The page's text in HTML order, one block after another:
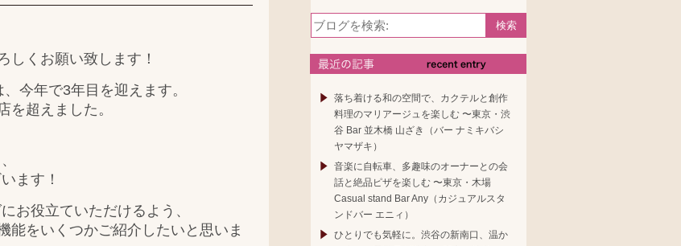
しくお願い致します！
今年で3年目を迎えます。
を超えました。
ます！
お役立ていただけるよう、
能をいくつかご紹介したいと思いま
落ち着ける和の空間で、カクテルと創作
料理のマリアージュを楽しむ 〜東京・渋
谷 Bar 並木橋 山ざき（バー ナミキバシ
ヤマザキ）
音楽に自転車、多趣味のオーナーとの会
話と絶品ピザを楽しむ 〜東京・木場
Casual stand Bar Any（カジュアルスタ
ンドバー エニィ）
ひとりでも気軽に。渋谷の新南口、温か